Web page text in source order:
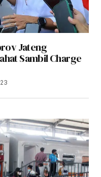
Jateng
Sambil Charge